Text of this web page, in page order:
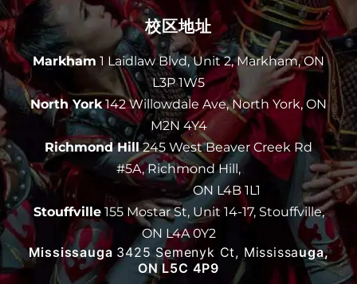
校区地址
Markham 1 Laidlaw Blvd, Unit 2, Markham, ON
L3P 1W5
North York142 Willowdale Ave, North York, ON
M2N 4Y4
Richmond Hill245 West Beaver Creek Rd
#5A, Richmond Hill,
ON L4B 1L1
Stouffville155 Mostar St, Unit 14-17, Stouffville,
ON L4A 0Y2
Mississauga 3425 Semenyk Ct, Mississauga,
ON L5C 4P9